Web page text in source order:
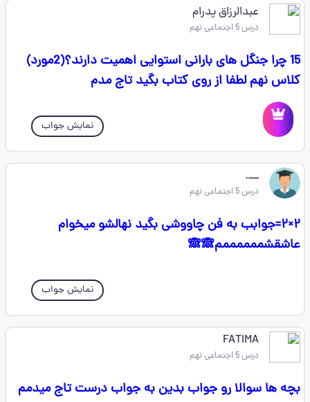
عبدالرزاق پدرام
درس 5 اجتماعی نهم
15 چرا جنگل های بارانی استوایی اهمیت دارند؟(2مورد)
کلاس نهم لطفا از روی کتاب بگید تاج مدم
نمایش جواب
ـــ.
درس 5 اجتماعی نهم
۲×۲=جوابب به فن چاووشی بگید نهالشو میخوام
عاشقشممممممم🙈🙈
نمایش جواب
FATIMA
درس 5 اجتماعی نهم
بچه ها سوالا رو جواب بدین به جواب درست تاج میدمم